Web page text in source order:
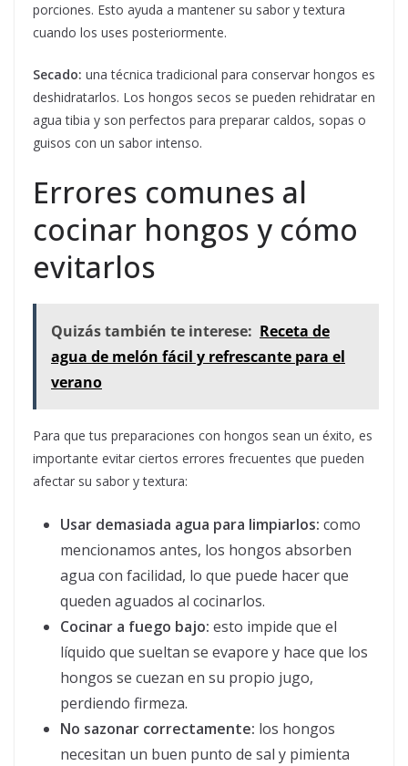
porciones. Esto ayuda a mantener su sabor y textura
cuando los uses posteriormente.
Secado: una técnica tradicional para conservar hongos es
deshidratarlos. Los hongos secos se pueden rehidratar en
agua tibia y son perfectos para preparar caldos, sopas o
guisos con un sabor intenso.
Errores comunes al
cocinar hongos y cómo
evitarlos
Quizás también te interese: Receta de
agua de melón fácil y refrescante para el
verano
Para que tus preparaciones con hongos sean un éxito, es
importante evitar ciertos errores frecuentes que pueden
afectar su sabor y textura:
Usar demasiada agua para limpiarlos: como
mencionamos antes, los hongos absorben
agua con facilidad, lo que puede hacer que
queden aguados al cocinarlos.
Cocinar a fuego bajo: esto impide que el
líquido que sueltan se evapore y hace que los
hongos se cuezan en su propio jugo,
perdiendo firmeza.
No sazonar correctamente: los hongos
necesitan un buen punto de sal y pimienta